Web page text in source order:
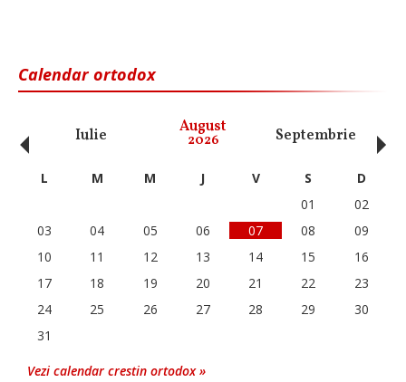
Calendar ortodox
Iulie August
2026 Septembrie
‹ L M M J V S
D
01
02
03
04 05 06 07 08
09
10
11 12 13 14 15
16
17
18 19 20 21 22
23
24
25 26 27 28 29
30
31
Vezi calendar crestin ortodox »